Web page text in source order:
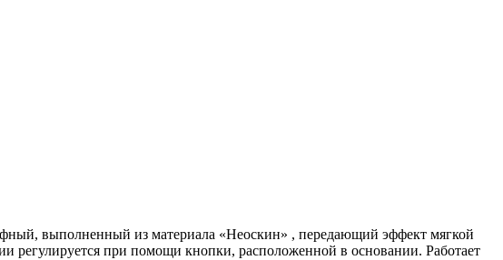
выполненный из материала «Неоскин» , передающий эффект мягкой
регулируется при помощи кнопки, расположенной в основании. Работает